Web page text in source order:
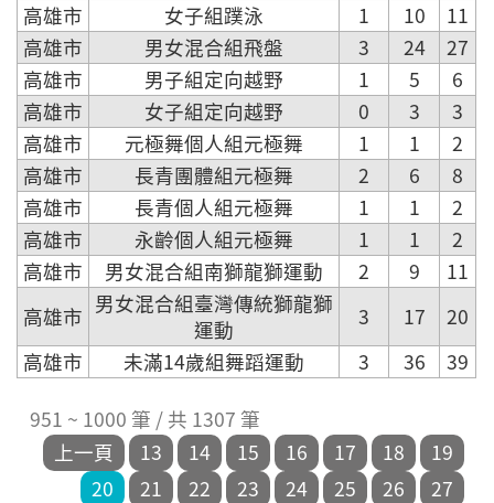
高雄市
女子組蹼泳 1 10
11
高雄市
男女混合組飛盤 3 24
27
高雄市
男子組定向越野 1 5
6
高雄市
女子組定向越野 0 3
3
高雄市
元極舞個人組元極舞 1 1
2
高雄市
長青團體組元極舞 2 6
8
高雄市
長青個人組元極舞 1 1
2
高雄市
永齡個人組元極舞 1 1
2
高雄市
男女混合組南獅龍獅運動 2 9
11
高雄市 男女混合組臺灣傳統獅龍獅
運動
3 17
20
高雄市
未滿14歲組舞蹈運動 3 36 39
951 ~ 1000 筆 / 共 1307 筆